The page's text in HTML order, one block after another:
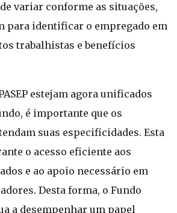
variar conforme as situações,
para identificar o empregado em
trabalhistas e benefícios
estejam agora unificados
é importante que os
suas especificidades. Esta
o acesso eficiente aos
e ao apoio necessário em
Desta forma, o Fundo
a desempenhar um papel